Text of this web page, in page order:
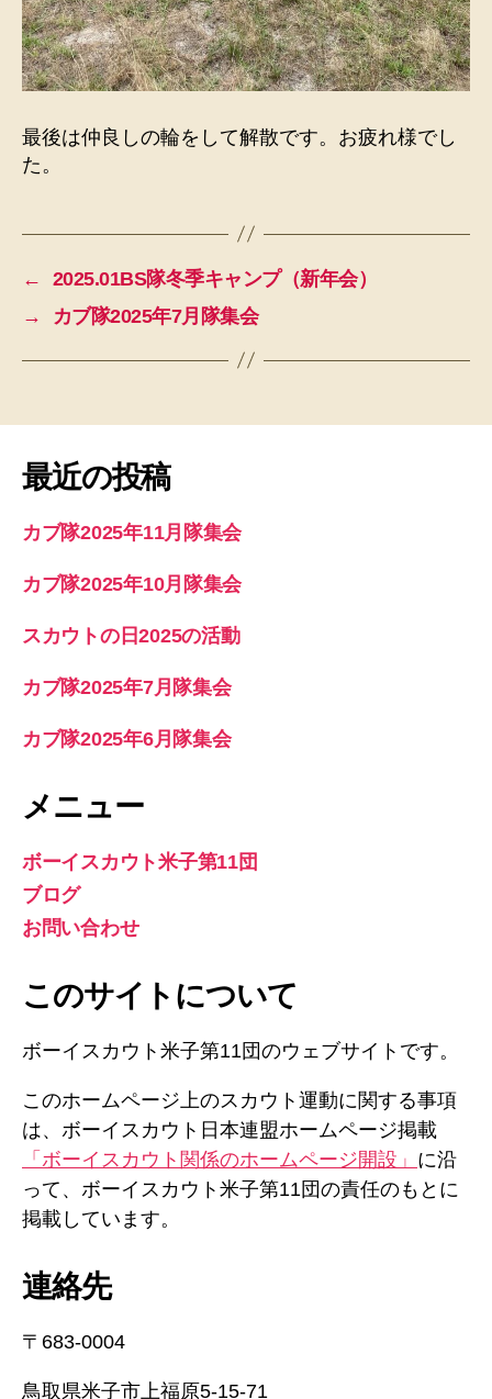
最後は仲良しの輪をして解散です。お疲れ様でし
た。
←
2025.01BS隊冬季キャンプ（新年会）
→
カブ隊2025年7月隊集会
最近の投稿
カブ隊2025年11月隊集会
カブ隊2025年10月隊集会
スカウトの日2025の活動
カブ隊2025年7月隊集会
カブ隊2025年6月隊集会
メニュー
ボーイスカウト米子第11団
ブログ
お問い合わせ
このサイトについて
ボーイスカウト米子第11団のウェブサイトです。
このホームページ上のスカウト運動に関する事項
は、ボーイスカウト日本連盟ホームページ掲載
「ボーイスカウト関係のホームページ開設」 に沿
って、ボーイスカウト米子第11団の責任のもとに
掲載しています。
連絡先
〒683-0004
鳥取県米子市上福原5-15-71